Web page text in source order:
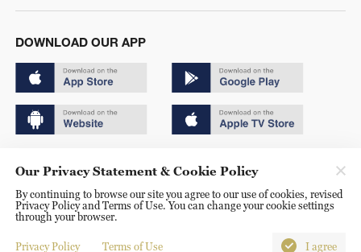
DOWNLOAD OUR APP
京ICP备20000184号
京公网安备 11010502050052号
Disinformation report hotline: 010-85061466
Our Privacy Statement & Cookie Policy
By continuing to browse our site you agree to our use of cookies, revised
Privacy Policy and Terms of Use. You can change your cookie settings
through your browser.
Privacy Policy Terms of Use I agree